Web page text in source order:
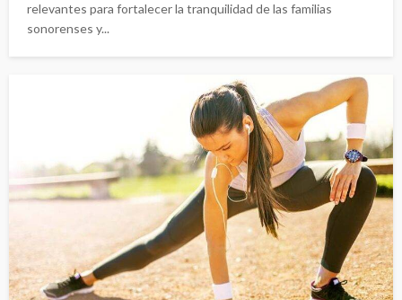
relevantes para fortalecer la tranquilidad de las familias
sonorenses y...